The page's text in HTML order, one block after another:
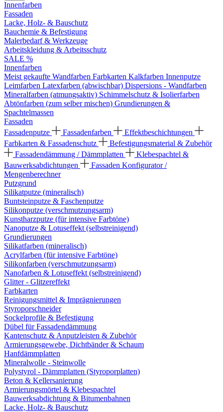
Innenfarben
Fassaden
Lacke, Holz- & Bauschutz
Bauchemie & Befestigung
Malerbedarf & Werkzeuge
Arbeitskleidung & Arbeitsschutz
SALE %
Innenfarben
Meist gekaufte Wandfarben Farbkarten Kalkfarben Innenputze
Leimfarben Latexfarben (abwischbar) Dispersions - Wandfarben
Mineralfarben (atmungsaktiv) Schimmelschutz & Isolierfarben
Abtönfarben (zum selber mischen) Grundierungen &
Spachtelmassen
Fassaden
Fassadenputze
Fassadenfarben
Effektbeschichtungen
Farbkarten & Fassadenschutz
Befestigungsmaterial & Zubehör
Fassadendämmung / Dämmplatten
Klebespachtel &
Bauwerksabdichtungen
Fassaden Konfigurator /
Mengenberechner
Putzgrund
Silikatputze (mineralisch)
Buntsteinputze & Faschenputze
Silikonputze (verschmutzungsarm)
Kunstharzputze (für intensive Farbtöne)
Nanoputze & Lotuseffekt (selbstreinigend)
Grundierungen
Silikatfarben (mineralisch)
Acrylfarben (für intensive Farbtöne)
Silikonfarben (verschmutzungsarm)
Nanofarben & Lotuseffekt (selbstreinigend)
Glitter - Glitzereffekt
Farbkarten
Reinigungsmittel & Imprägnierungen
Styroporschneider
Sockelprofile & Befestigung
Dübel für Fassadendämmung
Kantenschutz & Anputzleisten & Zubehör
Armierungsgewebe, Dichtbänder & Schaum
Hanfdämmplatten
Mineralwolle - Steinwolle
Polystyrol - Dämmplatten (Styroporplatten)
Beton & Kellersanierung
Armierungsmörtel & Klebespachtel
Bauwerksabdichtung & Bitumenbahnen
Lacke, Holz- & Bauschutz